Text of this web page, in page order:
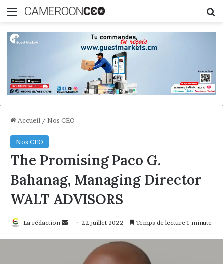
Menu
Accueil / Nos CEO
Nos CEO
The Promising Paco G.
Bahanag, Managing Director
WALT ADVISORS
La rédaction
Envoyer22 juillet 2022 Temps de lecture 1 minute